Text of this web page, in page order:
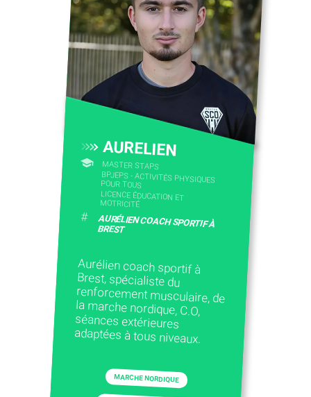
AURELIEN
MASTER STAPS
BPJEPS - ACTIVITÉS PHYSIQUES
POUR TOUS
LICENCE ÉDUCATION ET
MOTRICITÉ
# AURÉLIEN COACH SPORTIF À
BREST
Aurélien coach sportif à
Brest, spécialiste du
renforcement musculaire, de
la marche nordique, C.O,
séances extérieures
adaptées à tous niveaux.
MARCHE NORDIQUE